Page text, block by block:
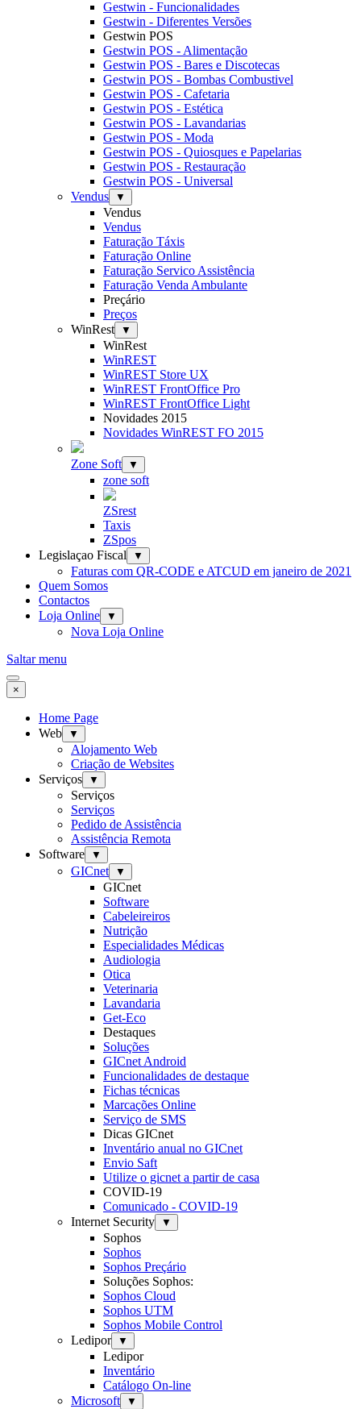
Gestwin - Funcionalidades
Gestwin - Diferentes Versões
Gestwin POS
Gestwin POS - Alimentação
Gestwin POS - Bares e Discotecas
Gestwin POS - Bombas Combustivel
Gestwin POS - Cafetaria
Gestwin POS - Estética
Gestwin POS - Lavandarias
Gestwin POS - Moda
Gestwin POS - Quiosques e Papelarias
Gestwin POS - Restauração
Gestwin POS - Universal
Vendus
▼
Vendus
Vendus
Faturação Táxis
Faturação Online
Faturação Servico Assistência
Faturação Venda Ambulante
Preçário
Preços
WinRest
▼
WinRest
WinREST
WinREST Store UX
WinREST FrontOffice Pro
WinREST FrontOffice Light
Novidades 2015
Novidades WinREST FO 2015
Zone Soft ▼
zone soft
ZSrest
Taxis
ZSpos
Legislaçao Fiscal
▼
Faturas com QR-CODE e ATCUD em janeiro de 2021
Quem Somos
Contactos
Loja Online
▼
Nova Loja Online
Saltar menu
×
Home Page
Web
▼
Alojamento Web
Criação de Websites
Serviços
▼
Serviços
Serviços
Pedido de Assistência
Assistência Remota
Software
▼
GICnet ▼
GICnet
Software
Cabeleireiros
Nutrição
Especialidades Médicas
Audiologia
Otica
Veterinaria
Lavandaria
Get-Eco
Destaques
Soluções
GICnet Android
Funcionalidades de destaque
Fichas técnicas
Marcações Online
Serviço de SMS
Dicas GICnet
Inventário anual no GICnet
Envio Saft
Utilize o gicnet a partir de casa
COVID-19
Comunicado - COVID-19
Internet Security
▼
Sophos
Sophos
Sophos Preçário
Soluções Sophos:
Sophos Cloud
Sophos UTM
Sophos Mobile Control
Ledipor
▼
Ledipor
Inventário
Catálogo On-line
Microsoft
▼